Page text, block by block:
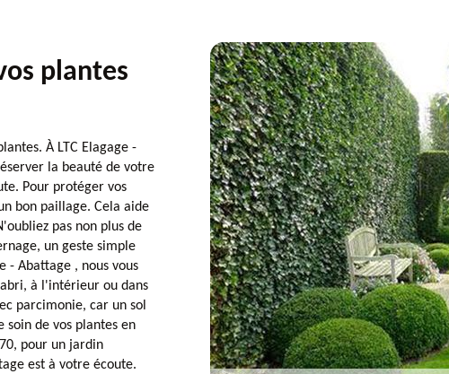
plantes
À LTC Elagage -
la beauté de votre
Pour protéger vos
bon paillage. Cela aide
pas non plus de
un geste simple
- Abattage , nous vous
à l'intérieur ou dans
parcimonie, car un sol
de vos plantes en
pour un jardin
est à votre écoute.